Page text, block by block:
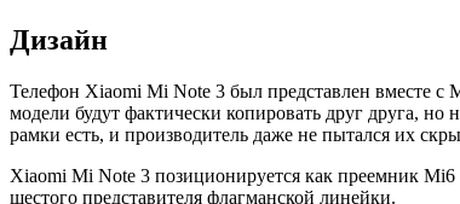
Дизайн
Телефон Xiaomi Mi Note 3 был представлен вместе
модели будут фактически копировать друг друга,
рамки есть, и производитель даже не пытался их
Xiaomi Mi Note 3 позиционируется как преемник Mi6
шестого представителя флагманской линейки.